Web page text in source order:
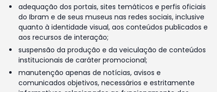
adequação dos portais, sites temáticos e perfis oficiais
do Ibram e de seus museus nas redes sociais, inclusive
quanto à identidade visual, aos conteúdos publicados e
aos recursos de interação;
suspensão da produção e da veiculação de conteúdos
institucionais de caráter promocional;
manutenção apenas de notícias, avisos e
comunicados objetivos, necessários e estritamente